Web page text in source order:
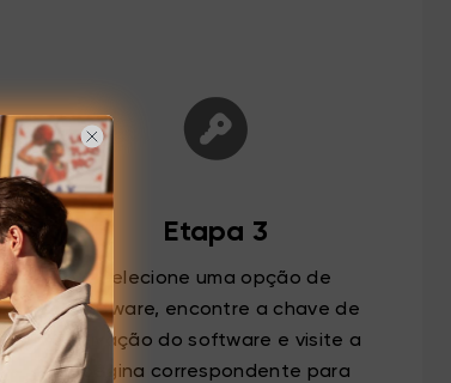
Etapa 3
Selecione uma opção de
software, encontre a chave de
ativação do software e visite a
página correspondente para